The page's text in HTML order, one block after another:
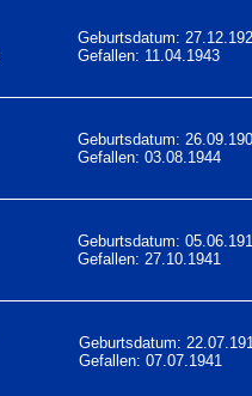
Geburtsdatum:
Gefallen: 11.04.1943
Geburtsdatum:
Gefallen: 03.08.1944
Geburtsdatum:
Gefallen: 27.10.1941
Geburtsdatum:
Gefallen: 07.07.1941